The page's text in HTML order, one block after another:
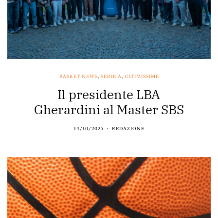
BASKET NEWS, SERIE A, ULTIMISSIME
Il presidente LBA
Gherardini al Master SBS
14/10/2025 REDAZIONE